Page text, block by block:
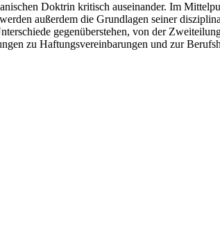
Doktrin kritisch auseinander. Im
außerdem die Grundlagen seiner
gegenüberstehen, von der
zu Haftungsvereinbarungen und zur